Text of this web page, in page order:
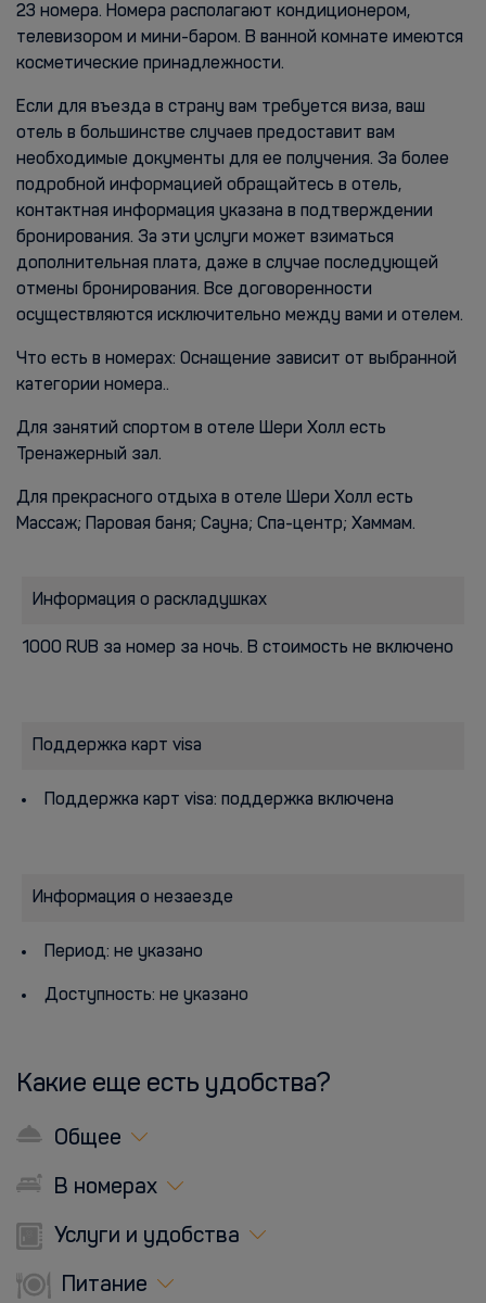
23 номера. Номера располагают кондиционером,
телевизором и мини-баром. В ванной комнате имеются
косметические принадлежности.
Если для въезда в страну вам требуется виза, ваш
отель в большинстве случаев предоставит вам
необходимые документы для ее получения. За более
подробной информацией обращайтесь в отель,
контактная информация указана в подтверждении
бронирования. За эти услуги может взиматься
дополнительная плата, даже в случае последующей
отмены бронирования. Все договоренности
осуществляются исключительно между вами и отелем.
Что есть в номерах: Оснащение зависит от выбранной
категории номера..
Для занятий спортом в отеле Шери Холл есть
Тренажерный зал.
Для прекрасного отдыха в отеле Шери Холл есть
Массаж; Паровая баня; Сауна; Спа-центр; Хаммам.
Информация о раскладушках
1000 RUB за номер за ночь. В стоимость не включено
Поддержка карт visa
Поддержка карт visa: поддержка включена
Информация о незаезде
Период: не указано
Доступность: не указано
Какие еще есть удобства?
Общее
В номерах
Услуги и удобства
Питание